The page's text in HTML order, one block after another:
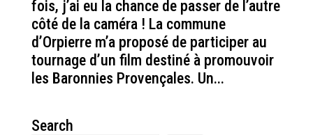
fois, j’ai eu la chance de passer de l’autre
côté de la caméra ! La commune
d’Orpierre m’a proposé de participer au
tournage d’un film destiné à promouvoir
les Baronnies Provençales. Un...
Search